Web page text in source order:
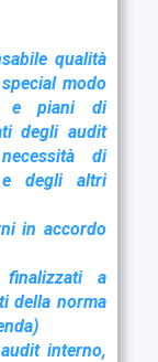
qualità
modo
e piani di
degli audit
di
e degli altri
in accordo
a
della norma
interno,